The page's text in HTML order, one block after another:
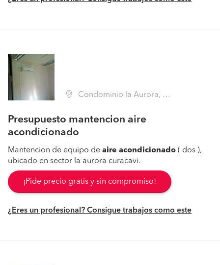
Condominio la Aurora, Curacaví (Región Metropolitana - Melipilla)
Presupuesto mantencion aire
acondicionado
Mantencion de equipo de aire acondicionado ( dos ),
ubicado en sector la aurora curacavi.
¡Pide precio gratis y sin compromiso!
¿Eres un profesional? Consigue trabajos como este